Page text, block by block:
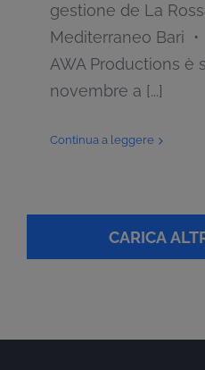
gestione de La
Mediterraneo Bari
AWA Productions è
novembre a [...]
Continua a leggere
CARICA